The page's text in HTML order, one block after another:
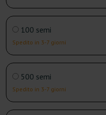
100 semi
Spedito in 3-7 giorni
500 semi
Spedito in 3-7 giorni